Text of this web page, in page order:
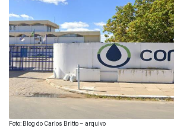
Foto: Blog do Carlos Britto – arquivo